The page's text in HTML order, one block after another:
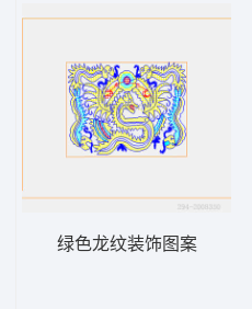
绿色龙纹装饰图案